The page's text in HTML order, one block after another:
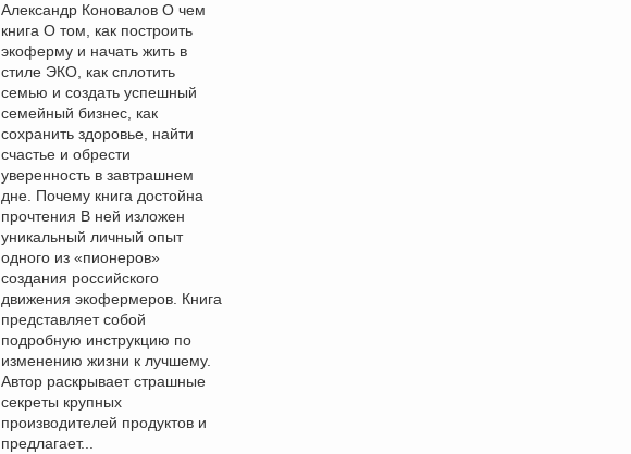
Александр Коновалов О чем
книга О том, как построить
экоферму и начать жить в
стиле ЭКО, как сплотить
семью и создать успешный
семейный бизнес, как
сохранить здоровье, найти
счастье и обрести
уверенность в завтрашнем
дне. Почему книга достойна
прочтения В ней изложен
уникальный личный опыт
одного из «пионеров»
создания российского
движения экофермеров. Книга
представляет собой
подробную инструкцию по
изменению жизни к лучшему.
Автор раскрывает страшные
секреты крупных
производителей продуктов и
предлагает...